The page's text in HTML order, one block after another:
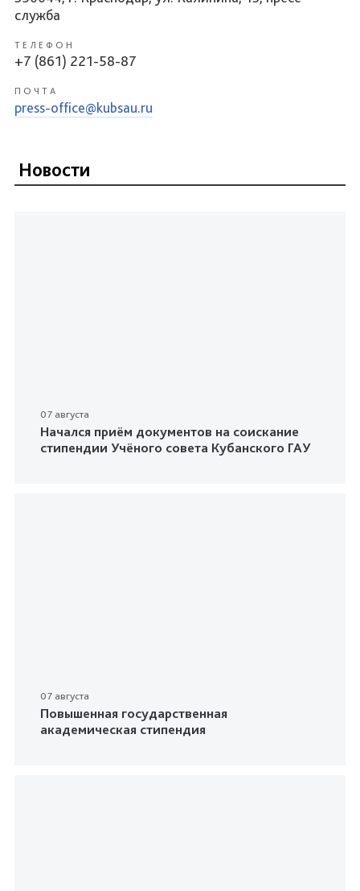
служба
ТЕЛЕФОН
+7 (861) 221-58-87
ПОЧТА
press-office@kubsau.ru
Новости
07 августа
Начался приём документов на соискание
стипендии Учёного совета Кубанского ГАУ
07 августа
Повышенная государственная
академическая стипендия